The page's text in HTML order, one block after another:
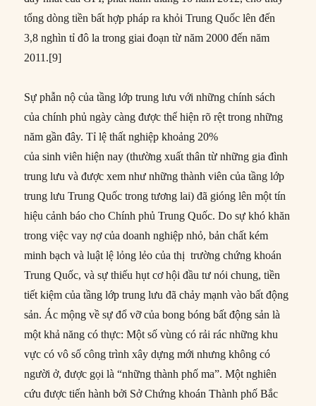
tổng dòng tiền bất hợp pháp ra khỏi Trung Quốc lên đến
3,8 nghìn tỉ đô la trong giai đoạn từ năm 2000 đến năm
2011.[9]
Sự phẫn nộ của tầng lớp trung lưu với những chính sách
của chính phủ ngày càng được thể hiện rõ rệt trong những
năm gần đây. Tỉ lệ thất nghiệp khoảng 20%
của sinh viên hiện nay (thường xuất thân từ những gia đình
trung lưu và được xem như những thành viên của tầng lớp
trung lưu Trung Quốc trong tương lai) đã gióng lên một tín
hiệu cảnh báo cho Chính phủ Trung Quốc. Do sự khó khăn
trong việc vay nợ của doanh nghiệp nhỏ, bản chất kém
minh bạch và luật lệ lỏng lẻo của thị trường chứng khoán
Trung Quốc, và sự thiếu hụt cơ hội đầu tư nói chung, tiền
tiết kiệm của tầng lớp trung lưu đã chảy mạnh vào bất động
sản. Ác mộng về sự đổ vỡ của bong bóng bất động sản là
một khả năng có thực: Một số vùng có rải rác những khu
vực có vô số công trình xây dựng mới nhưng không có
người ở, được gọi là “những thành phố ma”. Một nghiên
cứu được tiến hành bởi Sở Chứng khoán Thành phố Bắc